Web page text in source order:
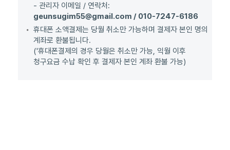
- 관리자 이메일 / 연락처:
geunsugim55@gmail.com / 010-7247-6186
휴대폰 소액결제는 당월 취소만 가능하며 결제자 본인 명의
계좌로 환불됩니다.
('휴대폰결제의 경우 당월은 취소만 가능, 익월 이후
청구요금 수납 확인 후 결제자 본인 계좌 환불 가능)